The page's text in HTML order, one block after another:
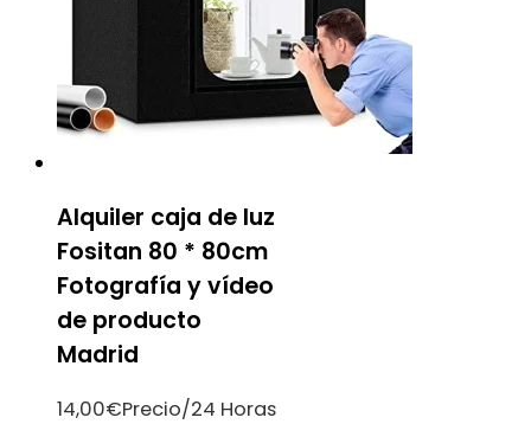
Alquiler caja de luz
Fositan 80 * 80cm
Fotografía y vídeo
de producto
Madrid
14,00€Precio/24 Horas